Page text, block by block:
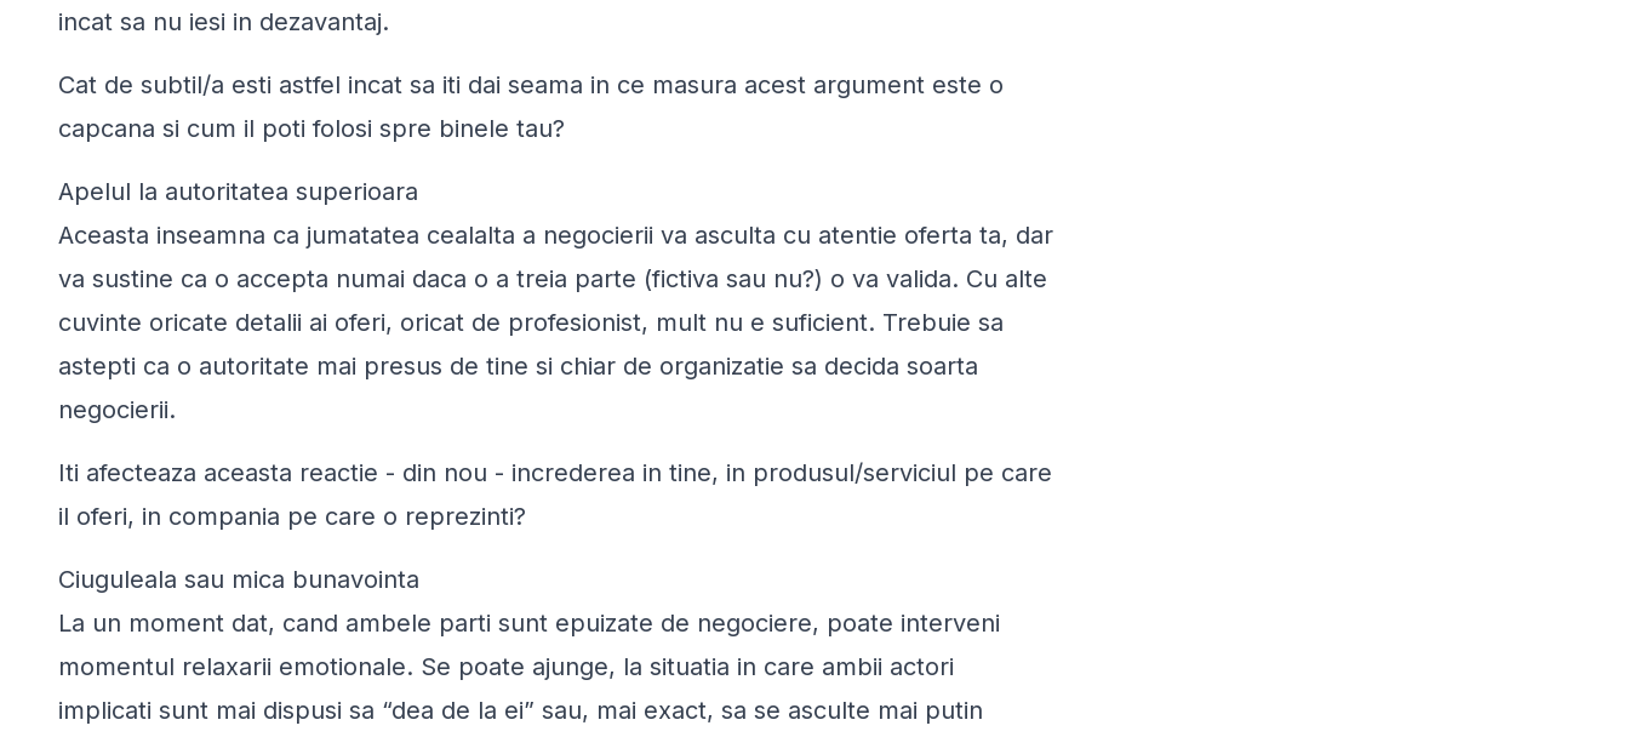
incat sa nu iesi in dezavantaj.
Cat de subtil/a esti astfel incat sa iti dai seama in ce masura acest argument este o
capcana si cum il poti folosi spre binele tau?
Apelul la autoritatea superioara
Aceasta inseamna ca jumatatea cealalta a negocierii va asculta cu atentie oferta ta, dar
va sustine ca o accepta numai daca o a treia parte (fictiva sau nu?) o va valida. Cu alte
cuvinte oricate detalii ai oferi, oricat de profesionist, mult nu e suficient. Trebuie sa
astepti ca o autoritate mai presus de tine si chiar de organizatie sa decida soarta
negocierii.
Iti afecteaza aceasta reactie - din nou - increderea in tine, in produsul/serviciul pe care
il oferi, in compania pe care o reprezinti?
Ciuguleala sau mica bunavointa
La un moment dat, cand ambele parti sunt epuizate de negociere, poate interveni
momentul relaxarii emotionale. Se poate ajunge, la situatia in care ambii actori
implicati sunt mai dispusi sa “dea de la ei” sau, mai exact, sa se asculte mai putin